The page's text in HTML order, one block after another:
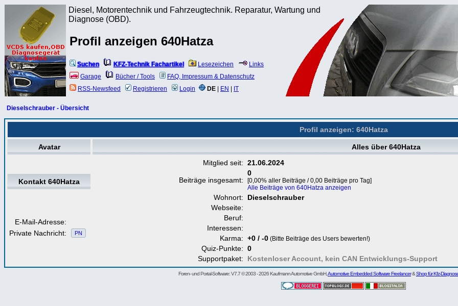
Diesel, Motorentechnik und Fahrzeugtechnik. Reparatur, Wartung und
Diagnose (OBD).
Profil anzeigen 640Hatza
Suchen KFZ-Technik Fachartikel Lesezeichen
Links
Garage
Bücher / Tools
FAQ, Impressum & Datenschutz
RSS-Newsfeed
Registrieren Login DE EN IT
Dieselschrauber - Übersicht
Profil anzeigen: 640Hatza
Avatar
Alles über 640Hatza
Mitglied seit: 21.06.2024
Beiträge insgesamt:
0
[0,00% aller Beiträge / 0,00 Beiträge pro Tag]
Alle Beiträge von 640Hatza anzeigen
Wohnort:
Dieselschrauber
Webseite:
Beruf:
Interessen:
Karma: +0 / -0 (Bitte Beiträge des Users bewerten!)
Quiz-Punkte: 0
Supportpaket:
Kostenloser Account, kein CAN Entwicklungs-Support
Kontakt 640Hatza
E-Mail-Adresse:
Private Nachricht:
PN
Foren- und Portal-Software: V7.7 © 2003 - 2026 Kaufmann Automotive GmbH,Automotive Embedded Software Freelancer&Shop für Kfz-